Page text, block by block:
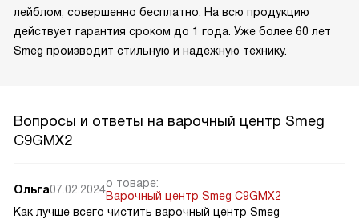
лейблом, совершенно бесплатно. На всю продукцию
действует гарантия сроком до 1 года. Уже более 60 лет
Smeg производит стильную и надежную технику.
Вопросы и ответы на варочный центр Smeg
C9GMX2
Ольга07.02.2024о товаре:
Варочный центр Smeg C9GMX2
Как лучше всего чистить варочный центр Smeg